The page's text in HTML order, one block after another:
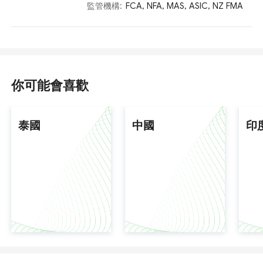
監管機構: FCA, NFA, MAS, ASIC, NZ FMA
你可能會喜歡
泰國 中國 印